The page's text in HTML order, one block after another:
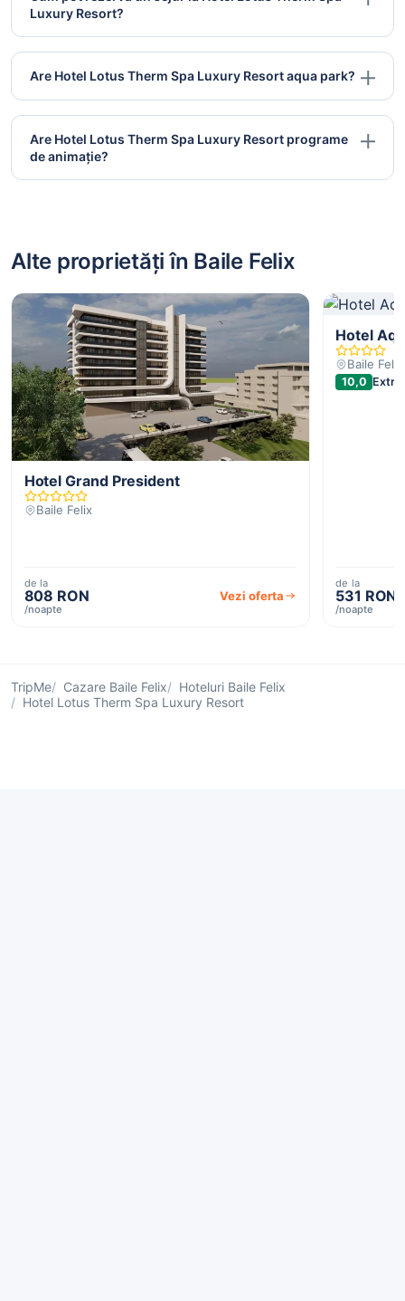
Luxury Resort?
Are Hotel Lotus Therm Spa Luxury Resort aqua park?
Are Hotel Lotus Therm Spa Luxury Resort programe
de animație?
Alte proprietăți în Baile Felix
Hotel Grand President
Baile Felix
de la
808 RON
/noapte
Vezi oferta
Hotel
Baile Felix
10,0
de la
531 RON
/noapte
TripMe Cazare Baile Felix
Hoteluri Baile Felix
Hotel Lotus Therm Spa Luxury Resort